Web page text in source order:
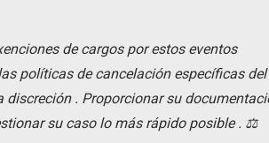
de cargos por estos eventos
políticas de cancelación específicas del
discreción . Proporcionar su
su caso lo más rápido posible . ⚖️